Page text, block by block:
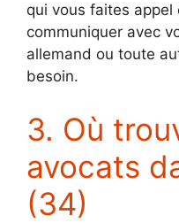
qui vous faites appel
communiquer avec
allemand ou toute
besoin.
3. Où
avocats
(34)